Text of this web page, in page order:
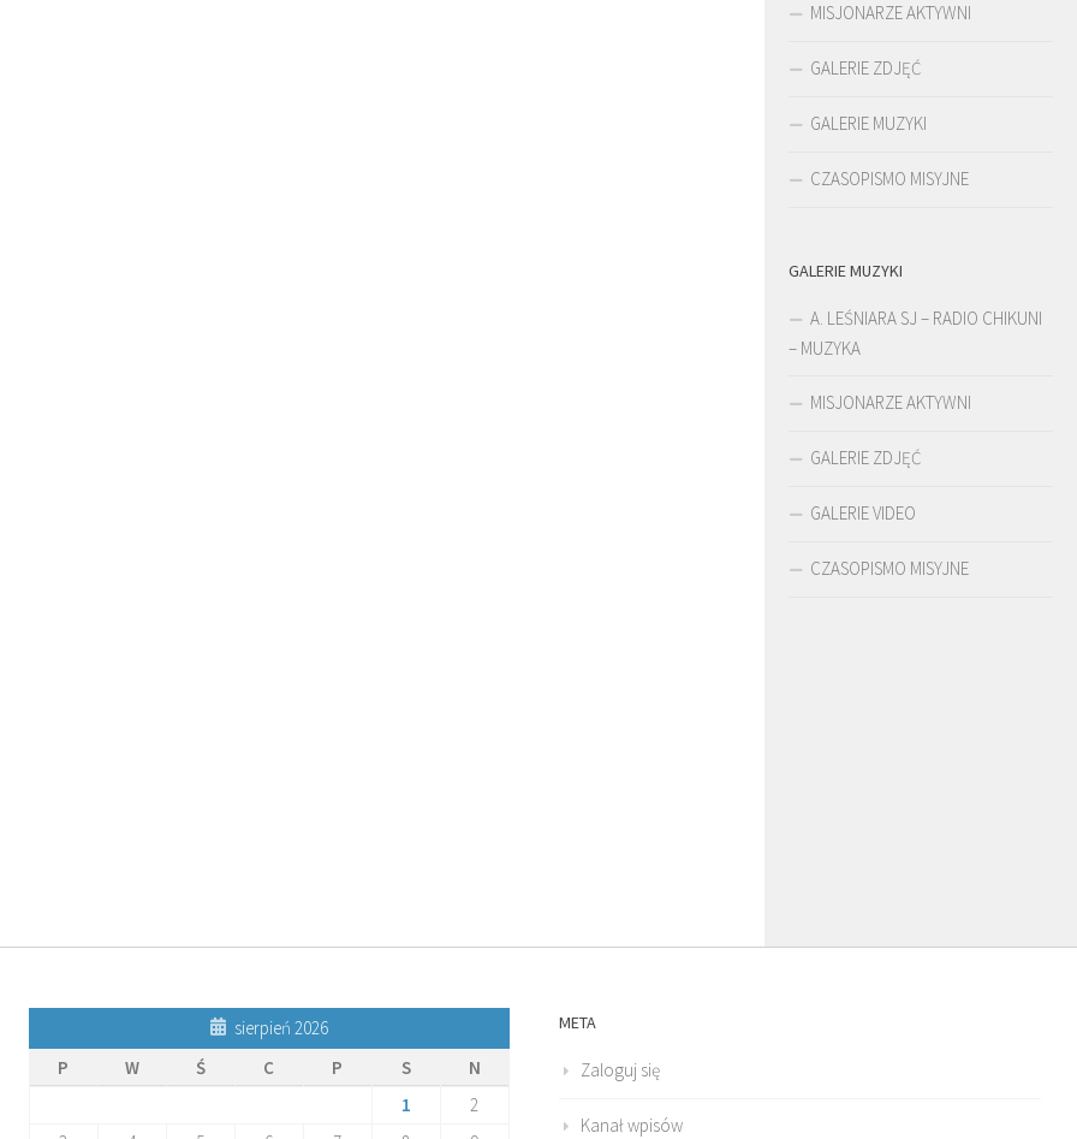
MISJONARZE AKTYWNI
GALERIE ZDJĘĆ
GALERIE MUZYKI
CZASOPISMO MISYJNE
GALERIE MUZYKI
A. LEŚNIARA SJ – RADIO CHIKUNI
– MUZYKA
MISJONARZE AKTYWNI
GALERIE ZDJĘĆ
GALERIE VIDEO
CZASOPISMO MISYJNE
sierpień 2026
P
W Ś C P S
N
1
2
META
Zaloguj się
Kanał wpisów